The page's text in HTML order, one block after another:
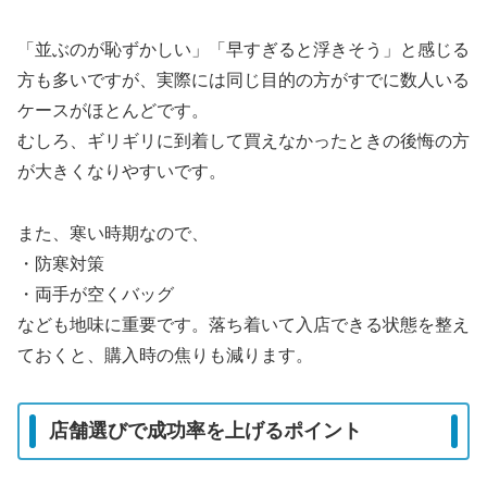
「並ぶのが恥ずかしい」「早すぎると浮きそう」と感じる
方も多いですが、実際には同じ目的の方がすでに数人いる
ケースがほとんどです。
むしろ、ギリギリに到着して買えなかったときの後悔の方
が大きくなりやすいです。
また、寒い時期なので、
・防寒対策
・両手が空くバッグ
なども地味に重要です。落ち着いて入店できる状態を整え
ておくと、購入時の焦りも減ります。
店舗選びで成功率を上げるポイント